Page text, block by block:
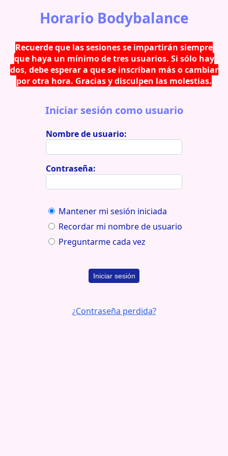
Horario Bodybalance
Recuerde que las sesiones se impartirán siempre
que haya un mínimo de tres usuarios. Si sólo hay
dos, debe esperar a que se inscriban más o cambiar
por otra hora. Gracias y disculpen las molestias.
Iniciar sesión como usuario
Nombre de usuario:
Contraseña:
Mantener mi sesión iniciada
Recordar mi nombre de usuario
Preguntarme cada vez
Iniciar sesión
¿Contraseña perdida?